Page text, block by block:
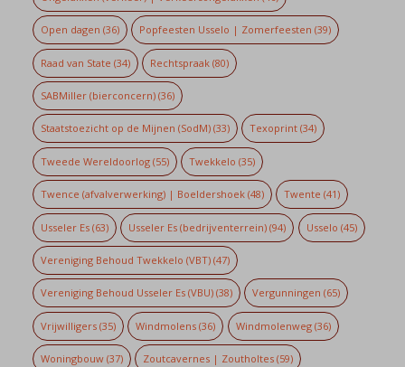
Open dagen (36) Popfeesten Usselo | Zomerfeesten (39)
Raad van State (34) Rechtspraak (80)
SABMiller (bierconcern)(36)
Staatstoezicht op de Mijnen (SodM)(33) Texoprint (34)
Tweede Wereldoorlog(55) Twekkelo (35)
Twence (afvalverwerking) | Boeldershoek(48) Twente (41)
Usseler Es(63) Usseler Es (bedrijventerrein) (94) Usselo (45)
Vereniging Behoud Twekkelo (VBT)(47)
Vereniging Behoud Usseler Es (VBU)(38) Vergunningen (65)
Vrijwilligers(35) Windmolens (36) Windmolenweg(36)
Woningbouw(37) Zoutcavernes | Zoutholtes (59)